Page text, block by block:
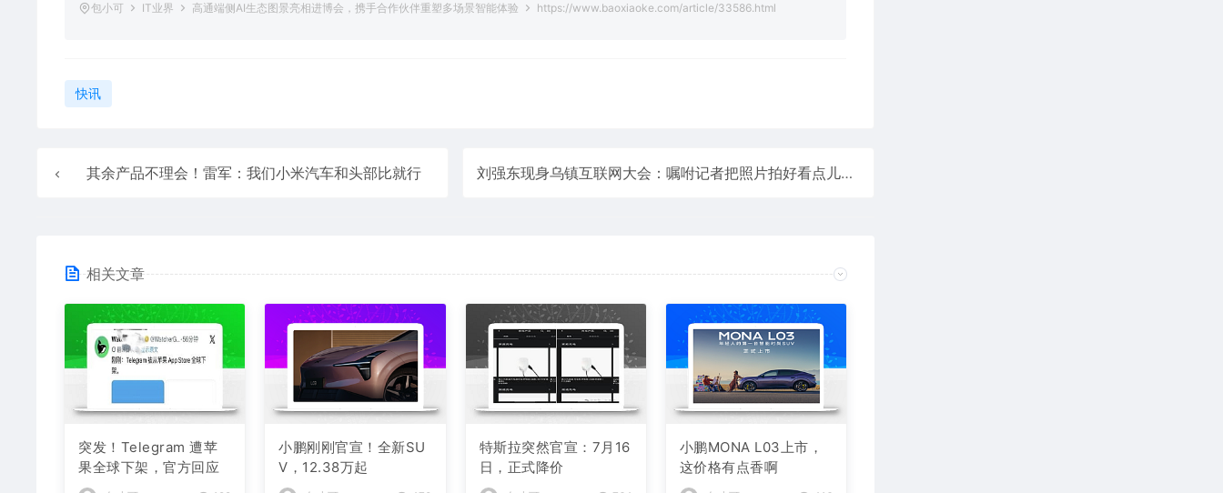
包小可 IT业界 高通端侧AI生态图景亮相进博会，携手合作伙伴重塑多场景智能体验 https://www.baoxiaoke.com/article/33586.html
快讯
其余产品不理会！雷军：我们小米汽车和头部比就行 刘强东现身乌镇互联网大会：嘱咐记者把照片拍好看点儿！
相关文章
突发！Telegram 遭苹
果全球下架，官方回应
小鹏刚刚官宣！全新SU
V，12.38万起
特斯拉突然官宣：7月16
日，正式降价
小鹏MONA L03上市，
这价格有点香啊